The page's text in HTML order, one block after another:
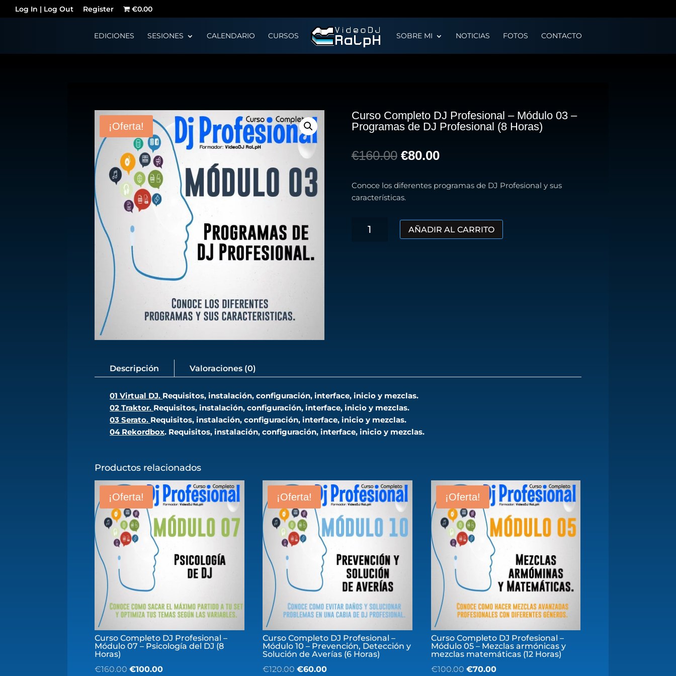
Log In | Log Out Register €0.00
EDICIONES SESIONES CALENDARIO CURSOS SOBRE MI NOTICIAS FOTOS CONTACTO
¡Oferta!
Curso Completo DJ Profesional – Módulo 03 –
Programas de DJ Profesional (8 Horas)
€160.00 El
original
era:
€160.00.
€80.00El
es:
€80.00.
Conoce los diferentes programas de DJ Profesional y sus
características.
Completo
cantidad
AÑADIR AL CARRITO
Descripción Valoraciones (0)
01 Virtual DJ. Requisitos, instalación, configuración, interface, inicio y mezclas.
02 Traktor. Requisitos, instalación, configuración, interface, inicio y mezclas.
03 Serato. Requisitos, instalación, configuración, interface, inicio y mezclas.
04 Rekordbox. Requisitos, instalación, configuración, interface, inicio y mezclas.
Productos relacionados
¡Oferta!
Curso Completo DJ Profesional –
Módulo 07 – Psicología del DJ (8
Horas)
€160.00 El
€100.00El
¡Oferta!
Curso Completo DJ Profesional –
Módulo 10 – Prevención, Detección y
Solución de Averías (6 Horas)
€120.00El
€60.00El
¡Oferta!
Curso Completo DJ Profesional –
Módulo 05 – Mezclas armónicas y
mezclas matemáticas (12 Horas)
€100.00 El
€70.00El